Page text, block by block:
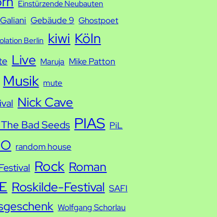
Einstürzende Neubauten
Galiani Gebäude 9 Ghostpoet
Berlin kiwi Köln
Live Maruja Mike Patton
Musik mute
Nick Cave
Bad Seeds PIAS PiL
random house
Rock Roman
Roskilde-Festival SAFI
Wolfgang Schorlau